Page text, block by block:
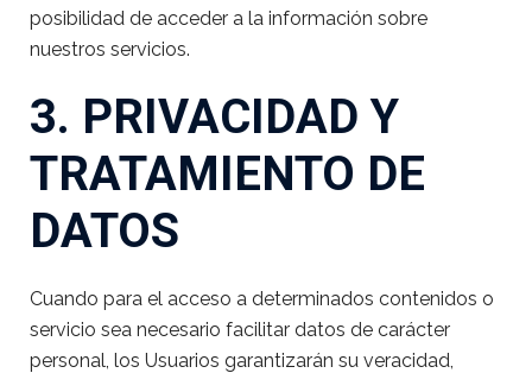
posibilidad de acceder a la información sobre
nuestros servicios.
3. PRIVACIDAD Y
TRATAMIENTO DE
DATOS
Cuando para el acceso a determinados contenidos o
servicio sea necesario facilitar datos de carácter
personal, los Usuarios garantizarán su veracidad,